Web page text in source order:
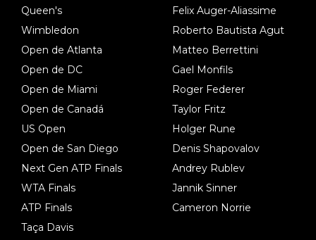
Queen's
Wimbledon
Open de Atlanta
Open de DC
Open de Miami
Open de Canadá
US Open
Open de San Diego
Next Gen ATP Finals
WTA Finals
ATP Finals
Taça Davis
Felix Auger-Aliassime
Roberto Bautista Agut
Matteo Berrettini
Gael Monfils
Roger Federer
Taylor Fritz
Holger Rune
Denis Shapovalov
Andrey Rublev
Jannik Sinner
Cameron Norrie